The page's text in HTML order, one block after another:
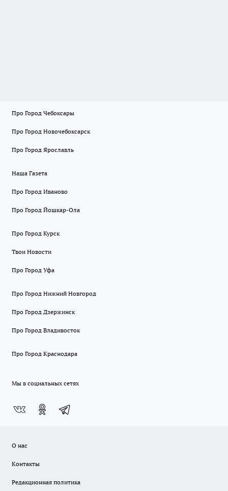
Про Город Чебоксары
Про Город Новочебоксарск
Про Город Ярославль
Наша Газета
Про Город Иваново
Про Город Йошкар-Ола
Про Город Курск
Твои Новости
Про Город Уфа
Про Город Нижний Новгород
Про Город Дзержинск
Про Город Владивосток
Про Город Краснодара
Мы в социальных сетях
О нас
Контакты
Редакционная политика